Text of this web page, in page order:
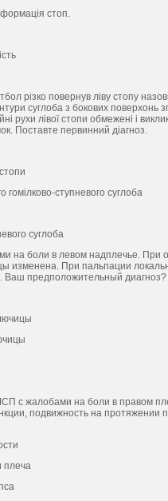
стоп.
різко повернув ліву стопу
суглоба з бокових поверхонь
рухи лівої стопи обмежені і
Поставте первинний діагноз.
гомілково-ступневого суглоба
суглоба
на боли в левом надплечье. При
изменена. При пальпации
Ваш предположительный диагноз?
с жалобами на боли в правом
подвижность на
плеча